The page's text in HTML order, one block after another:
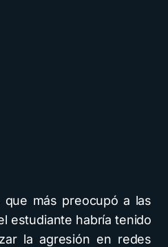
más preocupó a las
estudiante habría tenido
la agresión en redes